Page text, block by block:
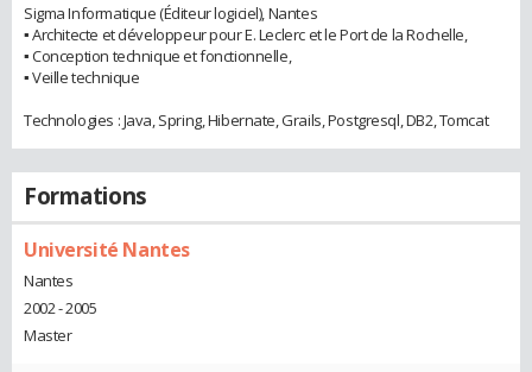
Sigma Informatique (Éditeur logiciel), Nantes
▪︎ Architecte et développeur pour E. Leclerc et le Port de la Rochelle,
▪︎ Conception technique et fonctionnelle,
▪︎ Veille technique
Technologies : Java, Spring, Hibernate, Grails, Postgresql, DB2, Tomcat
Formations
Université Nantes
Nantes
2002 - 2005
Master